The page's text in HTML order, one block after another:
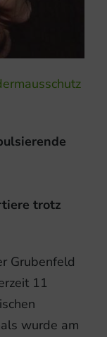
trotz
Grubenfeld
11
wurde am